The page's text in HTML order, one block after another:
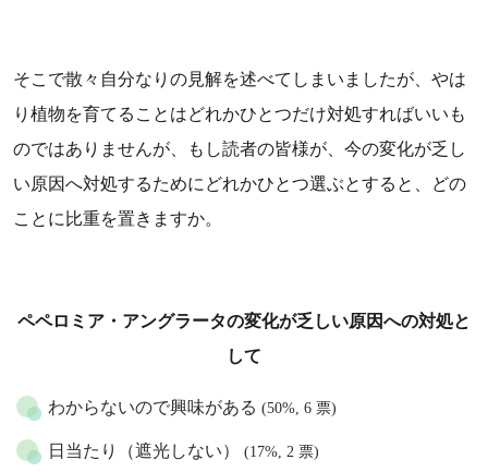
そこで散々自分なりの見解を述べてしまいましたが、やは
り植物を育てることはどれかひとつだけ対処すればいいも
のではありませんが、もし読者の皆様が、今の変化が乏し
い原因へ対処するためにどれかひとつ選ぶとすると、どの
ことに比重を置きますか。
ペペロミア・アングラータの変化が乏しい原因への対処と
して
わからないので興味がある(50%, 6 票)
日当たり（遮光しない）(17%, 2 票)